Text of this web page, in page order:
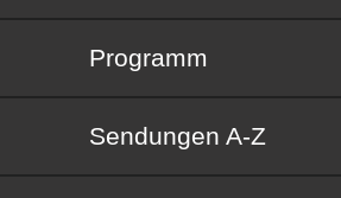
Programm
Sendungen von A bis Z
Sendungen A-Z